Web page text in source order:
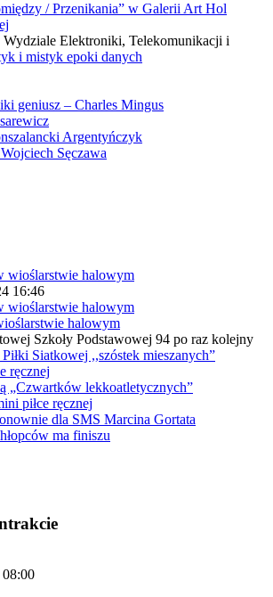
/ Przenikania” w Galerii Art Hol
Elektroniki, Telekomunikacji i
i mistyk epoki danych
geniusz – Charles Mingus
Argentyńczyk
Sęczawa
16:46
halowym
Szkoły Podstawowej 94 po raz kolejny
Siatkowej ,,szóstek mieszanych”
ręcznej
„Czwartków lekkoatletycznych”
piłce ręcznej
dla SMS Marcina Gortata
ma finiszu
08:00